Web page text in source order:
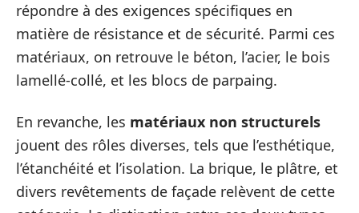
répondre à des exigences spécifiques en
matière de résistance et de sécurité. Parmi ces
matériaux, on retrouve le béton, l’acier, le bois
lamellé-collé, et les blocs de parpaing.
En revanche, les matériaux non structurels
jouent des rôles diverses, tels que l’esthétique,
l’étanchéité et l’isolation. La brique, le plâtre, et
divers revêtements de façade relèvent de cette